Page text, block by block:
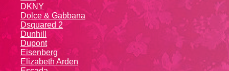
DKNY
Dolce & Gabbana
Dsquared 2
Dunhill
Dupont
Eisenberg
Elizabeth Arden